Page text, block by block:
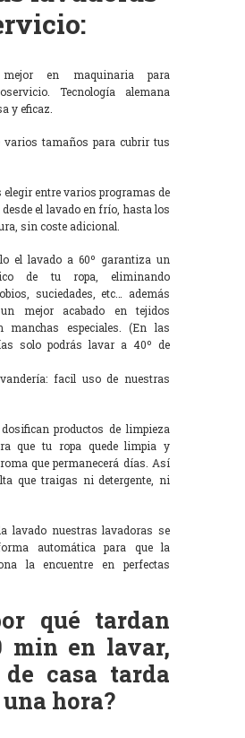
en maquinaria para
Tecnología alemana
y eficaz.
varios tamaños para cubrir tus
elegir entre varios programas de
el lavado en frío, hasta los
sin coste adicional.
el lavado a 60º garantiza un
de tu ropa, eliminando
suciedades, etc… además
mejor acabado en tejidos
manchas especiales. (En las
solo podrás lavar a 40º de
facil uso de nuestras
productos de limpieza
que tu ropa quede limpia y
que permanecerá días. Así
que traigas ni detergente, ni
lavado nuestras lavadoras se
automática para que la
la encuentre en perfectas
qué tardan
min en lavar,
casa tarda
hora?